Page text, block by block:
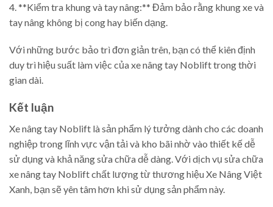
4. **Kiểm tra khung và tay nâng:** Đảm bảo rằng khung xe và
tay nâng không bị cong hay biến dạng.
Với những bước bảo trì đơn giản trên, bạn có thể kiên định
duy trì hiệu suất làm việc của xe nâng tay Noblift trong thời
gian dài.
Kết luận
Xe nâng tay Noblift là sản phẩm lý tưởng dành cho các doanh
nghiệp trong lĩnh vực vận tải và kho bãi nhờ vào thiết kế dễ
sử dụng và khả năng sửa chữa dễ dàng. Với dịch vụ sửa chữa
xe nâng tay Noblift chất lượng từ thương hiệu Xe Nâng Việt
Xanh, bạn sẽ yên tâm hơn khi sử dụng sản phẩm này.